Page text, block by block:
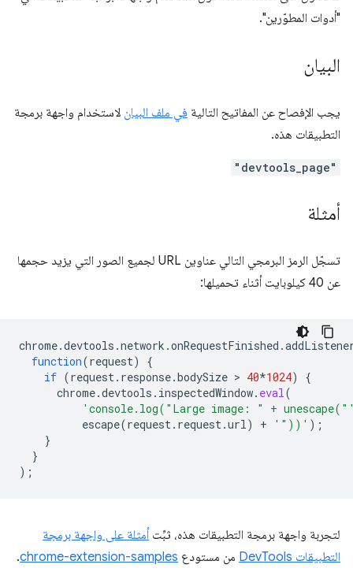
"أدوات المطوّرين".
البيان
يجب الإفصاح عن المفاتيح التالية في ملف البيان لاستخدام واجهة برمجة
التطبيقات هذه.
"devtools_page"
أمثلة
تسجّل الرمز البرمجي التالي عناوين URL لجميع الصور التي يزيد حجمها
عن 40 كيلوبايت أثناء تحميلها:
chrome.devtools .network .onRequestFinished .
function(request)
{
if (request. response.bodySize > 40*1024)
{
chrome.devtools . inspectedWindow. eval(
'console.log("Large image: " +
escape(request. request.url) + '"))' );
}
}
);
لتجربة واجهة برمجة التطبيقات هذه، ثبِّت أمثلة على واجهة برمجة
التطبيقات DevTools
من مستودع chrome-extension-samples
.